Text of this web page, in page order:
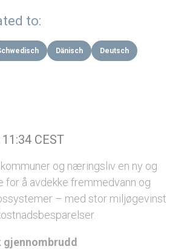
to:
Dänisch Deutsch
CEST
og næringsliv en ny og
for å avdekke fremmedvann og
– med stor miljøgevinst